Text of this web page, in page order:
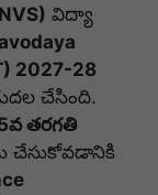
విద్యా
2027-28
చేసింది.
తరగతి
చేసుకోవడానికి